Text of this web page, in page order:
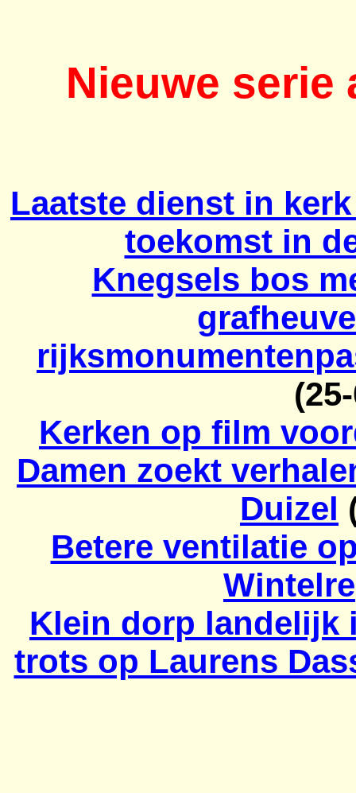
Nieuwe serie
Laatste dienst in
toekomst in
Knegsels bos
Kerken op film
Damen zoekt
Duizel
Betere ventilatie
Wintelre
Klein dorp landelijk
trots op Laurens